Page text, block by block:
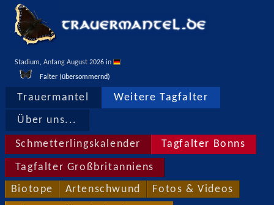
Stadium, Anfang August 2026 in
Falter (übersommernd)
Trauermantel Weitere Tagfalter
Über uns...
Schmetterlingskalender Tagfalter Bonns
Tagfalter Großbritanniens
Biotope Artenschwund Fotos & Videos